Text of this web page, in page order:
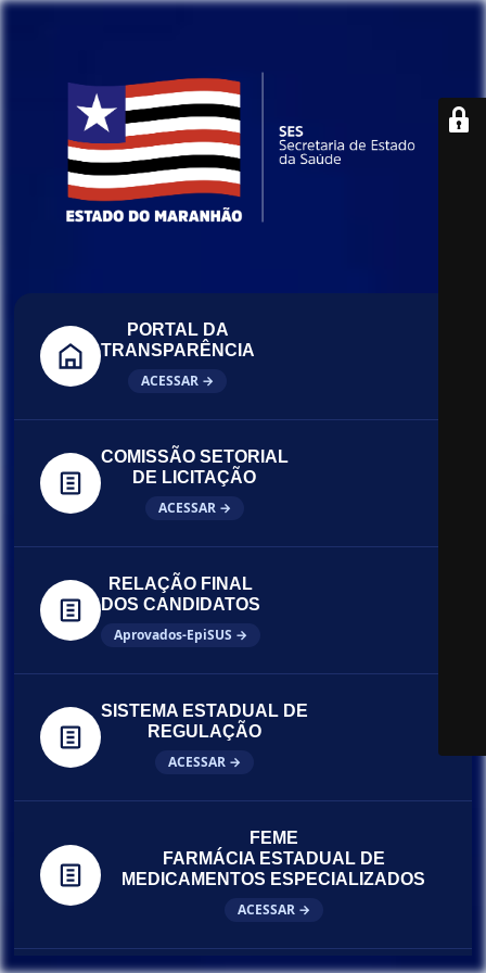
PORTAL DA
TRANSPARÊNCIA
ACESSAR →
COMISSÃO SETORIAL
DE LICITAÇÃO
ACESSAR →
RELAÇÃO FINAL
DOS CANDIDATOS
Aprovados-EpiSUS →
SISTEMA ESTADUAL DE
REGULAÇÃO
ACESSAR →
FEME
FARMÁCIA ESTADUAL DE
MEDICAMENTOS ESPECIALIZADOS
ACESSAR →